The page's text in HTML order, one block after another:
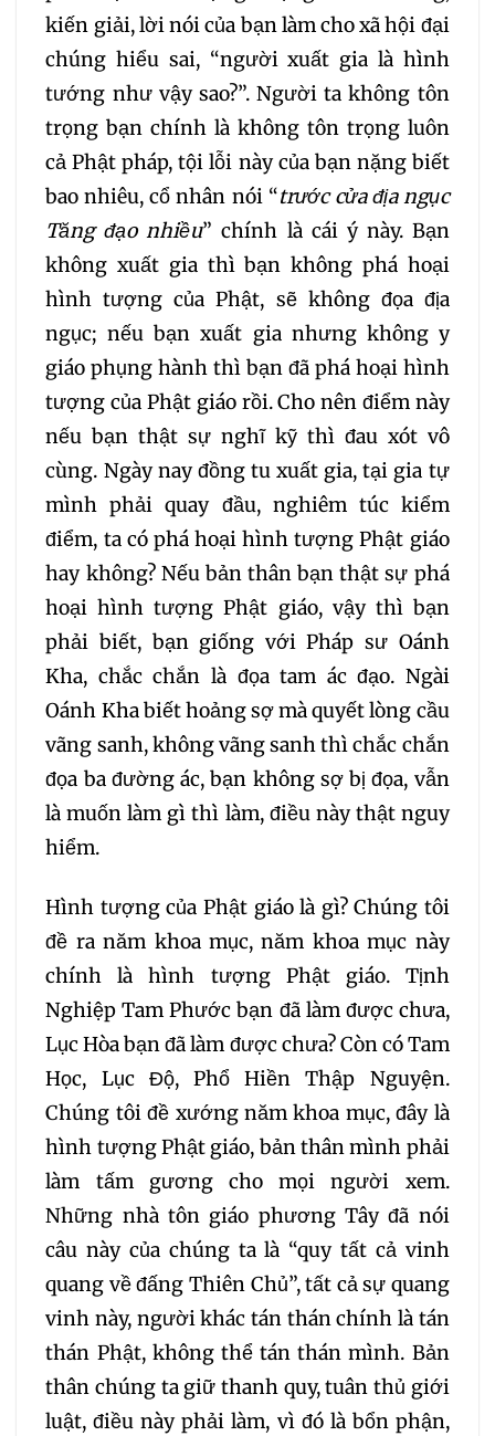
kiến giải, lời nói của bạn làm cho xã hội đại
chúng hiểu sai, “người xuất gia là hình
tướng như vậy sao?”. Người ta không tôn
trọng bạn chính là không tôn trọng luôn
cả Phật pháp, tội lỗi này của bạn nặng biết
bao nhiêu, cổ nhân nói “trước cửa địa ngục
Tăng đạo nhiều” chính là cái ý này. Bạn
không xuất gia thì bạn không phá hoại
hình tượng của Phật, sẽ không đọa địa
ngục; nếu bạn xuất gia nhưng không y
giáo phụng hành thì bạn đã phá hoại hình
tượng của Phật giáo rồi. Cho nên điểm này
nếu bạn thật sự nghĩ kỹ thì đau xót vô
cùng. Ngày nay đồng tu xuất gia, tại gia tự
mình phải quay đầu, nghiêm túc kiểm
điểm, ta có phá hoại hình tượng Phật giáo
hay không? Nếu bản thân bạn thật sự phá
hoại hình tượng Phật giáo, vậy thì bạn
phải biết, bạn giống với Pháp sư Oánh
Kha, chắc chắn là đọa tam ác đạo. Ngài
Oánh Kha biết hoảng sợ mà quyết lòng cầu
vãng sanh, không vãng sanh thì chắc chắn
đọa ba đường ác, bạn không sợ bị đọa, vẫn
là muốn làm gì thì làm, điều này thật nguy
hiểm.
Hình tượng của Phật giáo là gì? Chúng tôi
đề ra năm khoa mục, năm khoa mục này
chính là hình tượng Phật giáo. Tịnh
Nghiệp Tam Phước bạn đã làm được chưa,
Lục Hòa bạn đã làm được chưa? Còn có Tam
Học, Lục Độ, Phổ Hiền Thập Nguyện.
Chúng tôi đề xướng năm khoa mục, đây là
hình tượng Phật giáo, bản thân mình phải
làm tấm gương cho mọi người xem.
Những nhà tôn giáo phương Tây đã nói
câu này của chúng ta là “quy tất cả vinh
quang về đấng Thiên Chủ”, tất cả sự quang
vinh này, người khác tán thán chính là tán
thán Phật, không thể tán thán mình. Bản
thân chúng ta giữ thanh quy, tuân thủ giới
luật, điều này phải làm, vì đó là bổn phận,